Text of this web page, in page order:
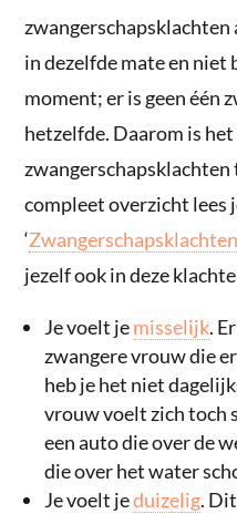
in dezelfde mate en niet
moment; er is geen één
hetzelfde. Daarom is
compleet overzicht lees
‘Zwangerschapsklachten
jezelf ook in deze
Je voelt jemisselijk.
zwangere vrouw die
heb je het niet
vrouw voelt zich toch
een auto die over de
die over het water
Je voelt jeduizelig.